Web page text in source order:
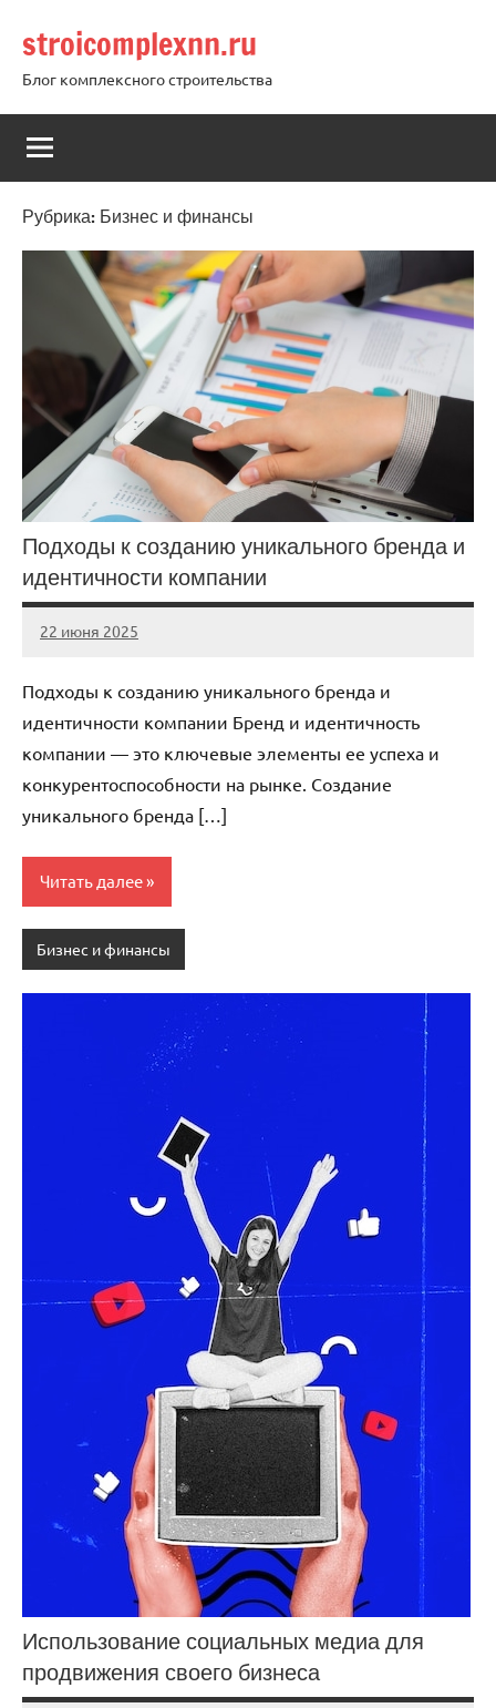
содержимому
stroicomplexnn.ru
Блог комплексного строительства
Рубрика: Бизнес и финансы
Подходы к созданию уникального бренда и
идентичности компании
22 июня 2025
stroicomplex
Нет
Подходы к созданию уникального бренда и
идентичности компании Бренд и идентичность
компании — это ключевые элементы ее успеха и
конкурентоспособности на рынке. Создание
уникального бренда […]
Читать далее
Бизнес и финансы
Использование социальных медиа для
продвижения своего бизнеса